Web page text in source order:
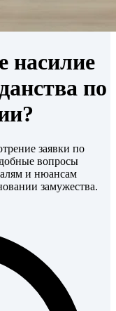
насилие
по
заявки по
вопросы
и нюансам
замужества.